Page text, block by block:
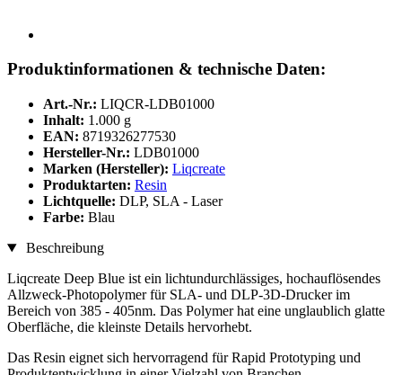
Produktinformationen & technische Daten:
Art.-Nr.: LIQCR-LDB01000
Inhalt: 1.000 g
EAN: 8719326277530
Hersteller-Nr.: LDB01000
Marken (Hersteller): Liqcreate
Produktarten: Resin
Lichtquelle: DLP, SLA - Laser
Farbe: Blau
Beschreibung
Liqcreate Deep Blue ist ein lichtundurchlässiges, hochauflösendes
Allzweck-Photopolymer für SLA- und DLP-3D-Drucker im
Bereich von 385 - 405nm. Das Polymer hat eine unglaublich glatte
Oberfläche, die kleinste Details hervorhebt.
Das Resin eignet sich hervorragend für Rapid Prototyping und